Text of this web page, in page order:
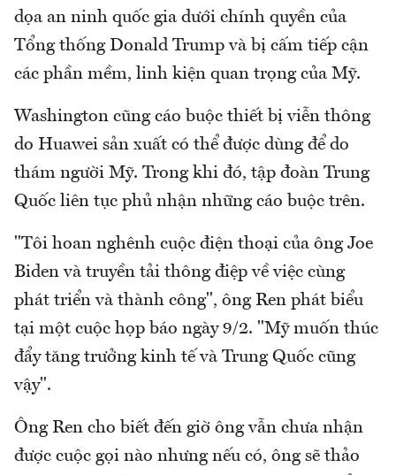
dọa an ninh quốc gia dưới chính quyền của
Tổng thống Donald Trump và bị cấm tiếp cận
các phần mềm, linh kiện quan trọng của Mỹ.
Washington cũng cáo buộc thiết bị viễn thông
do Huawei sản xuất có thể được dùng để do
thám người Mỹ. Trong khi đó, tập đoàn Trung
Quốc liên tục phủ nhận những cáo buộc trên.
"Tôi hoan nghênh cuộc điện thoại của ông Joe
Biden và truyền tải thông điệp về việc cùng
phát triển và thành công", ông Ren phát biểu
tại một cuộc họp báo ngày 9/2. "Mỹ muốn thúc
đẩy tăng trưởng kinh tế và Trung Quốc cũng
vậy".
Ông Ren cho biết đến giờ ông vẫn chưa nhận
được cuộc gọi nào nhưng nếu có, ông sẽ thảo